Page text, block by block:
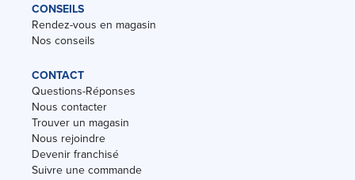
CONSEILS
Rendez-vous en magasin
Nos conseils
CONTACT
Questions-Réponses
Nous contacter
Trouver un magasin
Nous rejoindre
Devenir franchisé
Suivre une commande